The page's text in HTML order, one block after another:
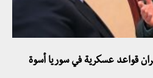
قواعد عسكرية في سوريا أسوة